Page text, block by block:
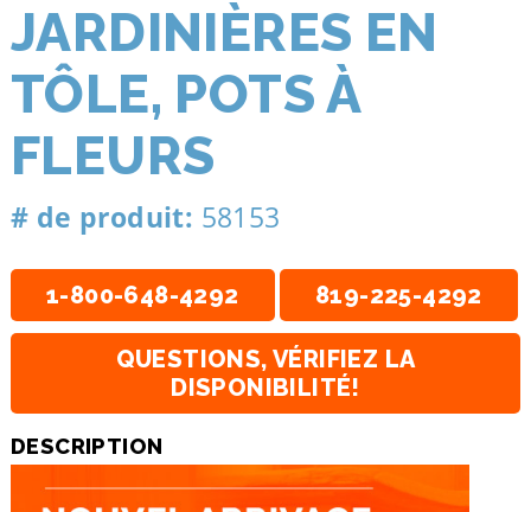
JARDINIÈRES EN
TÔLE, POTS À
FLEURS
# de produit: 58153
1-800-648-4292 819-225-4292
QUESTIONS, VÉRIFIEZ LA
DISPONIBILITÉ!
DESCRIPTION